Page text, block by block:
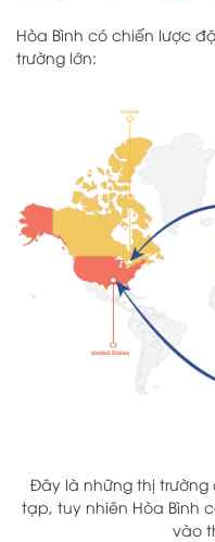
Hòa Bình có chiến lược
trường lớn:
Đây là những thị
tạp, tuy nhiên Hòa Bình
vào